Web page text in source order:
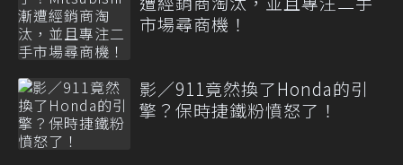
市場尋商機！
影／911竟然換了Honda的引
擎？保時捷鐵粉憤怒了！